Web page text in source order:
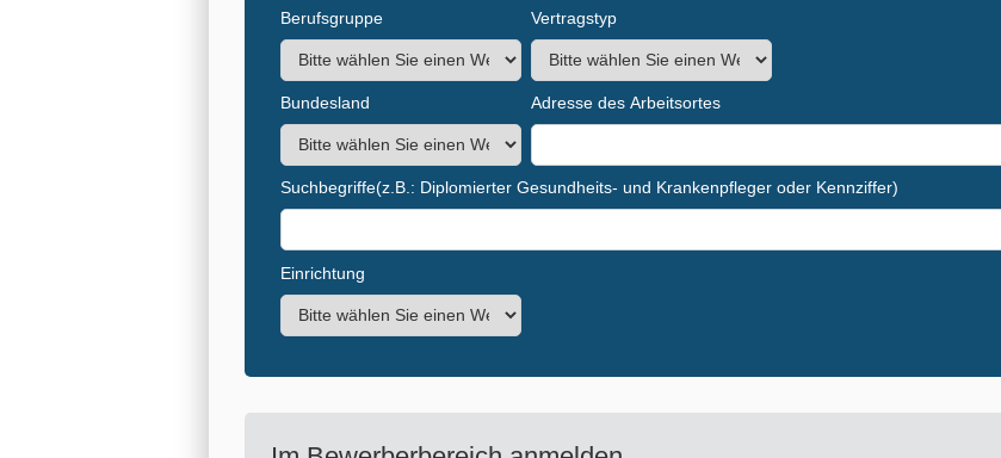
Berufsgruppe Vertragstyp
Bundesland Adresse des Arbeitsortes
Suchbegriffe(z.B.: Diplomierter Gesundheits- und Krankenpfleger oder Kennziffer)
Einrichtung